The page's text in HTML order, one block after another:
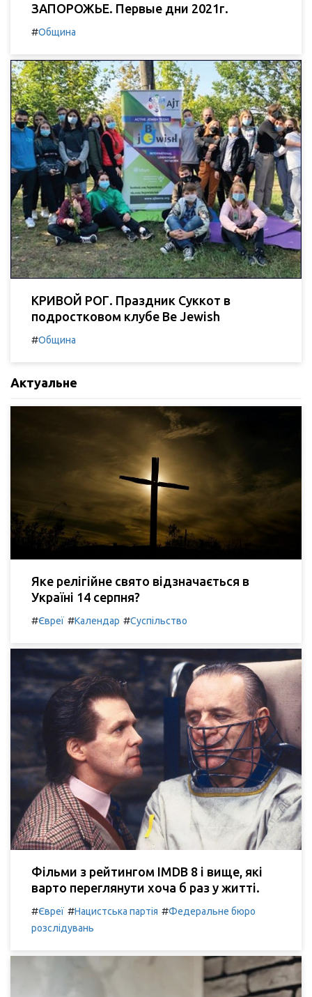
ЗАПОРОЖЬЕ. Первые дни 2021г.
#Община
КРИВОЙ РОГ. Праздник Суккот в
подростковом клубе Be Jewish
#Община
Актуальне
Яке релігійне свято відзначається в
Україні 14 серпня?
#Євреї #Календар #Суспільство
Фільми з рейтингом IMDB 8 і вище, які
варто переглянути хоча б раз у житті.
#Євреї #Нацистська партія #Федеральне бюро
розслідувань